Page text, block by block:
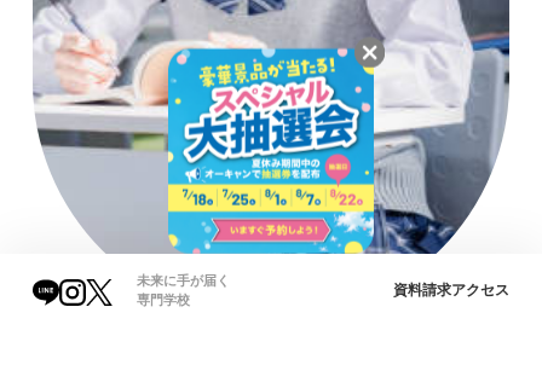
未来に手が届く
専門学校
資料請求アクセス